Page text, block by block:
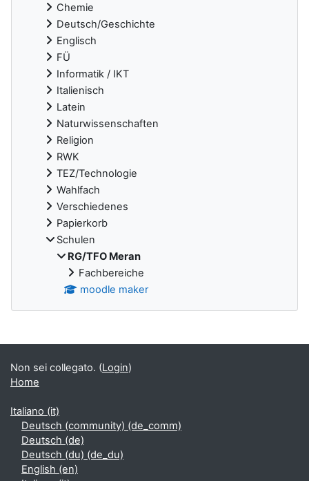
Chemie
Deutsch/Geschichte
Englisch
FÜ
Informatik / IKT
Italienisch
Latein
Naturwissenschaften
Religion
RWK
TEZ/Technologie
Wahlfach
Verschiedenes
Papierkorb
Schulen
RG/TFO Meran
Fachbereiche
moodle maker
Blocchi supplementari
Non sei collegato. (Login)
Home
Italiano ‎(it)‎
Deutsch (community) ‎(de_comm)‎
Deutsch ‎(de)‎
Deutsch (du) ‎(de_du)‎
English ‎(en)‎